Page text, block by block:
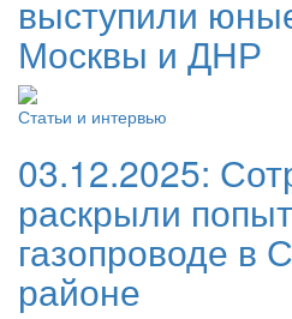
выступили
Москвы и ДНР
Статьи и интервью
03.12.2025:
раскрыли
газопроводе в
районе